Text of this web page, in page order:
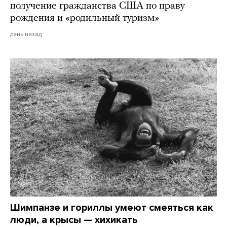
получение гражданства США по праву
рождения и «родильный туризм»
день назад
Шимпанзе и гориллы умеют смеяться как
люди, а крысы — хихикать